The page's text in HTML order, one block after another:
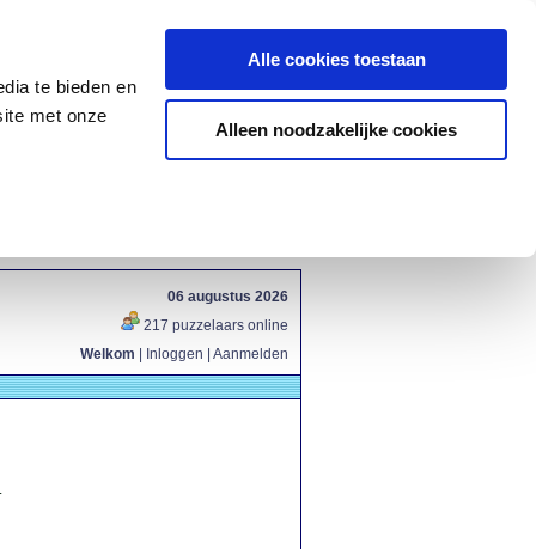
te bieden en
met onze
Alle cookies toestaan
Alleen noodzakelijke cookies
06 augustus 2026
217 puzzelaars online
Welkom
Inloggen Aanmelden